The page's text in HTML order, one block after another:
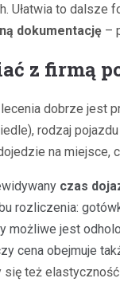
Ułatwia to
dokumentację –
z firmą
dobrze jest
rodzaj
na miejsce,
czas
rozliczenia:
możliwe jest
cena obejmuje
też